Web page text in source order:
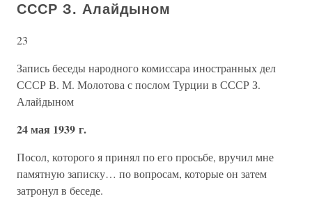
СССР З. Алайдыном
23
Запись беседы народного комиссара иностранных дел
СССР В. М. Молотова с послом Турции в СССР З.
Алайдыном
24 мая 1939 г.
Посол, которого я принял по его просьбе, вручил мне
памятную записку… по вопросам, которые он затем
затронул в беседе.